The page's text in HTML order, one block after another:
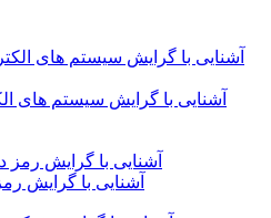
آشنایی با گرایش سیستم های
آشنایی با گرایش